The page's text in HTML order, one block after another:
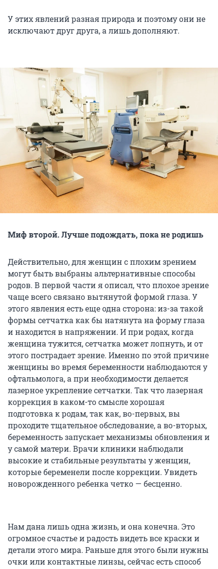
У этих явлений разная природа и поэтому они не
исключают друг друга, а лишь дополняют.
Миф второй. Лучше подождать, пока не родишь
Действительно, для женщин с плохим зрением
могут быть выбраны альтернативные способы
родов. В первой части я описал, что плохое зрение
чаще всего связано вытянутой формой глаза. У
этого явления есть еще одна сторона: из-за такой
формы сетчатка как бы натянута на форму глаза
и находится в напряжении. И при родах, когда
женщина тужится, сетчатка может лопнуть, и от
этого пострадает зрение. Именно по этой причине
женщины во время беременности наблюдаются у
офтальмолога, а при необходимости делается
лазерное укрепление сетчатки. Так что лазерная
коррекция в каком-то смысле хорошая
подготовка к родам, так как, во-первых, вы
проходите тщательное обследование, а во-вторых,
беременность запускает механизмы обновления и
у самой матери. Врачи клиники наблюдали
высокие и стабильные результаты у женщин,
которые беременели после коррекции. Увидеть
новорожденного ребенка четко — бесценно.
Нам дана лишь одна жизнь, и она конечна. Это
огромное счастье и радость видеть все краски и
детали этого мира. Раньше для этого были нужны
очки или контактные линзы, сейчас есть способ